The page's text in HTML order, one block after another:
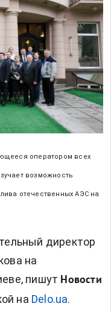
оператором всех
возможность
отечественных АЭС на
директор
на
пишут Новости
на Delo.ua.